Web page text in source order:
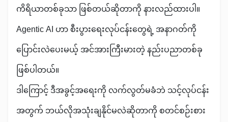
ကိရိယာတစ်ခုသာ ဖြစ်တယ်ဆိုတာကို နားလည်ထားပါ။
Agentic AI ဟာ စီးပွားရေးလုပ်ငန်းတွေရဲ့ အနာဂတ်ကို
ပြောင်းလဲပေးမယ့် အင်အားကြီးမားတဲ့ နည်းပညာတစ်ခု
ဖြစ်ပါတယ်။
ဒါကြောင့် ဒီအခွင့်အရေးကို လက်လွတ်မခံဘဲ သင့်လုပ်ငန်း
အတွက် ဘယ်လိုအသုံးချနိုင်မလဲဆိုတာကို စတင်စဉ်းစား